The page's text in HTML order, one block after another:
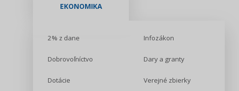
EKONOMIKA
2% z dane Infozákon
Dobrovoľníctvo Dary a granty
Dotácie Verejné zbierky